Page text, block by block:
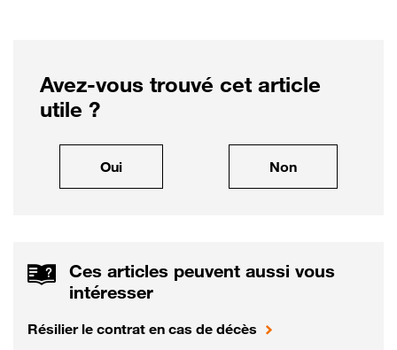
Avez-vous trouvé cet article
utile ?
Oui, cet article m'a été utileNon, cet article ne
Ces articles peuvent aussi vous
intéresser
Résilier le contrat en cas de décès